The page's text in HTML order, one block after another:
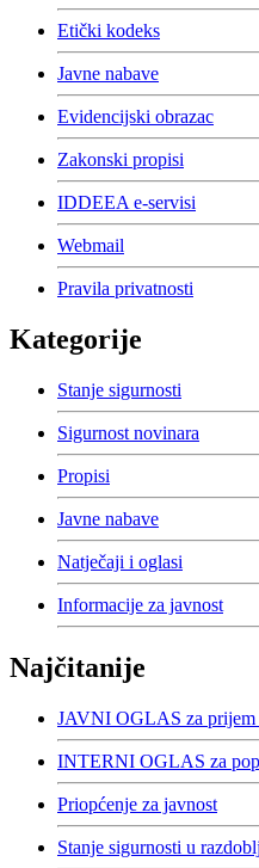
Etički kodeks
Javne nabave
Evidencijski obrazac
Zakonski propisi
IDDEEA e-servisi
Webmail
Pravila privatnosti
Kategorije
Stanje sigurnosti
Sigurnost novinara
Propisi
Javne nabave
Natječaji i oglasi
Informacije za javnost
Najčitanije
JAVNI OGLAS za prijem
INTERNI OGLAS za
Priopćenje za javnost
Stanje sigurnosti u